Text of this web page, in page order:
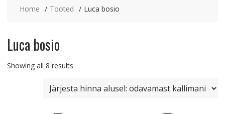
Home Tooted Luca bosio
Luca bosio
Showing all 8 resultsSorted
price: